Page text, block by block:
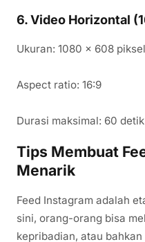
6. Video Horizontal
Ukuran: 1080 x 608 piksel
Aspect ratio: 16:9
Durasi maksimal: 60 detik
Tips Membuat
Menarik
Feed Instagram adalah
sini, orang-orang bisa
kepribadian, atau